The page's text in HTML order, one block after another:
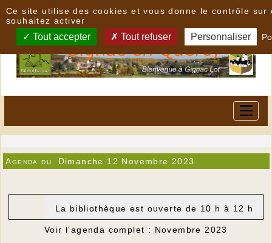
Agenda du Dimanche 12 Novembre 2023
La bibliothèque est ouverte de 10 h à 12 h
Voir l'agenda complet : Novembre 2023
Ce site utilise des cookies et vous donne le contrôle sur
souhaitez activer
Tout accepter Tout refuser Personnaliser